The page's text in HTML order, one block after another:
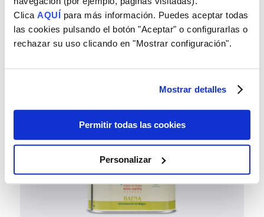
Clica AQUÍ para más información. Puedes aceptar todas
las cookies pulsando el botón "Aceptar" o configurarlas o
rechazar su uso clicando en "Mostrar configuración".
Mostrar detalles
Permitir todas las cookies
Personalizar